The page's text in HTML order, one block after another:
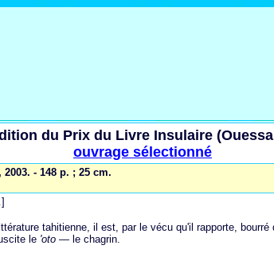
du Prix du Livre Insulaire
ouvrage sélectionné
- 148 p. ; 25 cm.
tahitienne, il est, par le vécu qu'il rapporte,
le 'oto — le chagrin.